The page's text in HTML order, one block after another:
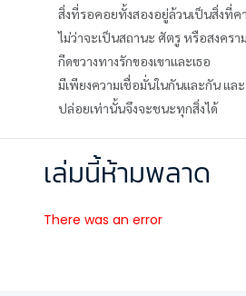
สิ่งที่รอคอยทั้งสองอยู่ล้วนเป็นสิ่งที่คา
ไม่ว่าจะเป็นสถานะ ศัตรู หรือสงครา
กีดขวางทางรักของเขาและเธอ
มีเพียงความเชื่อมั่นในกันและกัน แล
ปล่อยเท่านั้นจึงจะชนะทุกสิ่งได้
เล่มนี้ห้ามพลาด
There was an error